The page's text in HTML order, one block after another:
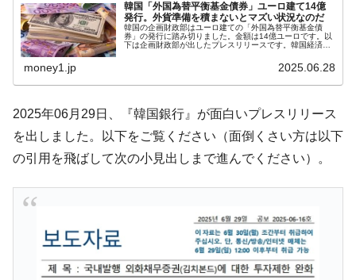
『Money1』
韓国K9専用砲弾･装薬自動供給装甲車両･珍
兵器「K10」が改良に乗り出す。
『Money1』
韓国「2026年07月の輸出入」絶好調。半導
体だけで410億ドル、輸出全体の41％もある
『Money1』
韓国･李在明「青年層の雇用状況が悪い。せ
や、若者に起業させよう」⇒ どんな雇用対策だソレ。
【韓国の外貨準備】2026年07月は4,279億ド
ル。外平債の発行「19.4億ドル」
韓国「ここは北朝鮮なのか。選管がサーバ
ーにウソのデータを入力したのは明白だ」
『Money1』
韓国･李在明さっそく不動産対策で浅薄な発
韓国「外国為替平衡基金債券」ユーロ建て14億
発行。外貨準備を積まないとマズい状況なのだ
韓国の企画財政部はユーロ建ての「外国為替平衡基金債
券」の発行に踏み切りました。金額は14億ユーロです。以
下は企画財政部が出したプレスリリースです。韓国経済に
money1.jp 2025.06.28
2025年06月29日、『韓国銀行』が面白いプレスリリース
を出しました。以下をご覧ください（面倒くさい方は以下
の引用を飛ばして次の小見出しまで進んでください）。